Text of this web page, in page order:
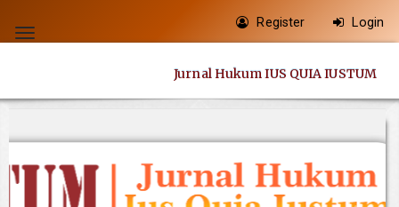
jump
content
Main
Content
Toggle
Register Login
Jurnal Hukum IUS QUIA IUSTUM